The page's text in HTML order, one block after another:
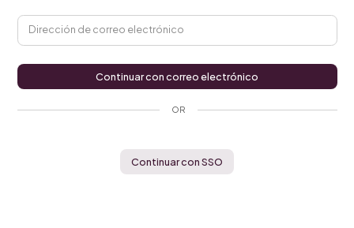
Dirección de correo electrónico
Continuar con correo electrónico
OR
Continuar con SSO